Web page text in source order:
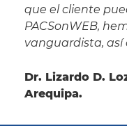
que el cliente
PACSonWEB,
vanguardista,
Dr. Lizardo D.
Arequipa.